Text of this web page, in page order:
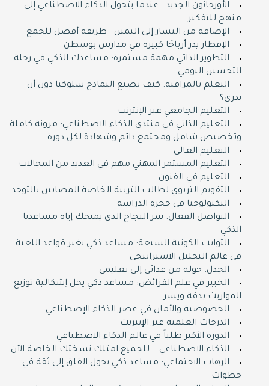
الأورجانون الجديد.. عندما يتحول الذكاء الاصطناعي إلى
منهج للتفكير
الإضافة من اليسار إلى اليمين - طريقة أفضل للجمع
الإفطار يدر أرباحًا كبيرة في مدارس بوسطن
التطوير الذاتي مهمة مستمرة: مساعدك الذكي في رحلة
التحسين اليومي
التعلم بالمراقبة: كيف تصنع النماذج سلوكنا دون أن
ندري؟
التعليم الجامعي عبر الإنترنت
التعليم الذاتي في منتدى الذكاء الاصطناعي: مرونة كاملة
وتخصيص شامل ومجتمع دائم وشهادة لكل دورة
التعليم العالي
التعليم المستمر المهني مهم في العديد من المجالات
التعليم في الفنون
التقويم التربوي لطالب التربية الخاصة المصابين بالتوحد
التكنولوجيا في حجرة الدراسة
التواصل الفعال: سر النجاح الذي يمنحك إياه مساعدنا
الذكي
الثوابت الكونية السبعة: مساعد ذكي يغير قواعد اللعبة
في عالم التحليل الاستراتيجي
الجدل: حوله من عدائي إلى تعليمي
الخبير في علم الفرائض: مساعد ذكي يحل إشكالية توزيع
المواريث بدقة ويسر
الخصوصية والأمان في عصر الذكاء الإصطناعي
الدرجات العلمية عبر الإنترنت
الدورة اﻷكثر طلباً في عالم الذكاء الاصطناعي
الذكاء الاصطناعي... للجميع امتلك نسختك الخاصة اﻵن
الرهاب الاجتماعي: مساعد ذكي يحول القلق إلى ثقة في
خطوات